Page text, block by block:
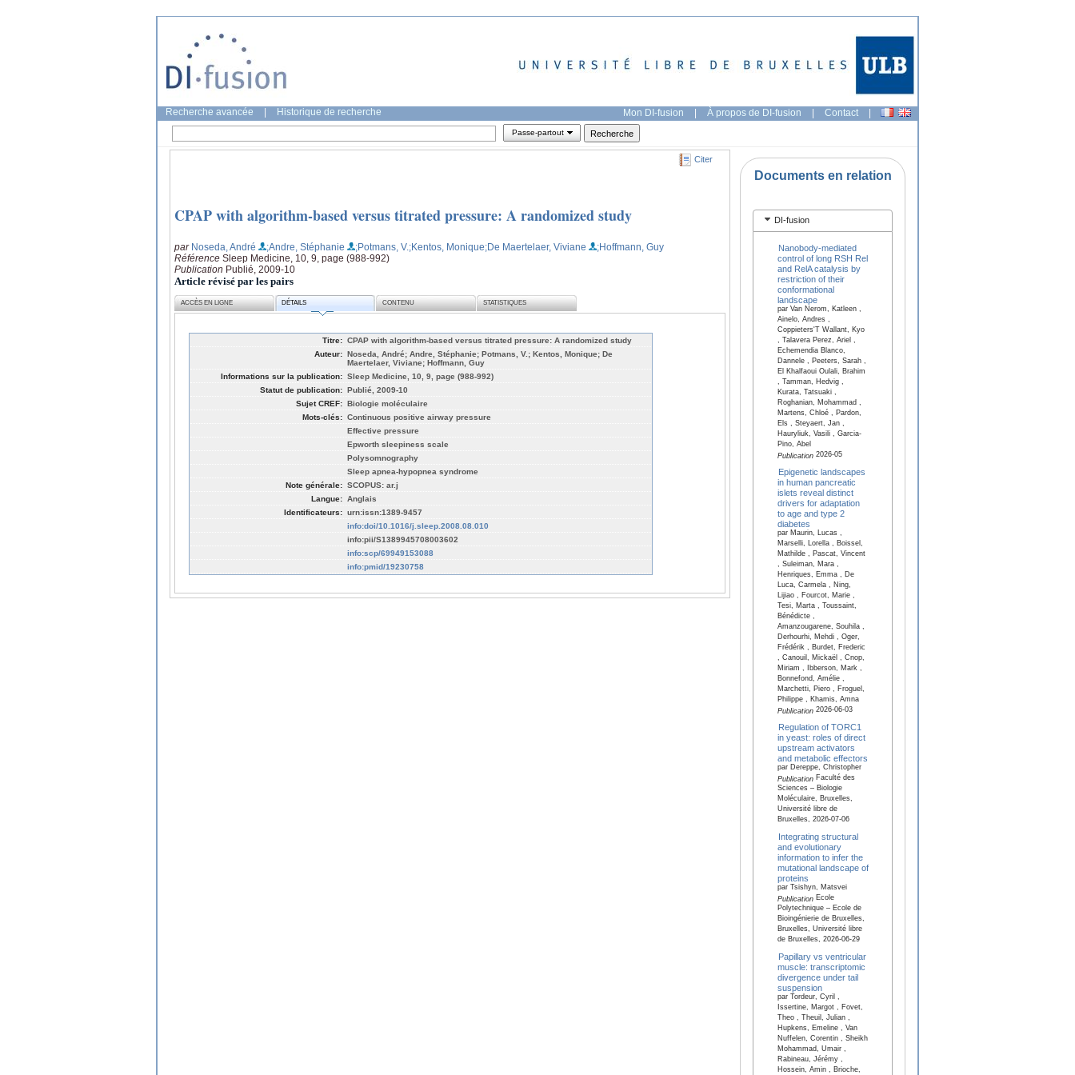
Recherche avancée Historique de recherche Mon DI-fusion | À propos de DI-fusion | Contact |
Passe-partout
Citer
CPAP with algorithm-based versus titrated pressure: A randomized study
par Noseda, André ;Andre, Stéphanie ;Potmans, V. ;Kentos, Monique;De Maertelaer, Viviane
;Hoffmann, Guy
Référence Sleep Medicine, 10, 9, page (988-992)
Publication Publié, 2009-10
Article révisé par les pairs
ACCÈS EN LIGNE DÉTAILS CONTENU STATISTIQUES
Titre: CPAP with algorithm-based versus titrated pressure: A randomized study
Auteur: Noseda, André; Andre, Stéphanie; Potmans, V.; Kentos, Monique; De
Maertelaer, Viviane; Hoffmann, Guy
Informations sur la publication: Sleep Medicine, 10, 9, page (988-992)
Statut de publication: Publié, 2009-10
Sujet CREF: Biologie moléculaire
Mots-clés: Continuous positive airway pressure
Effective pressure
Epworth sleepiness scale
Polysomnography
Sleep apnea-hypopnea syndrome
Note générale: SCOPUS: ar.j
Langue: Anglais
Identificateurs: urn:issn:1389-9457
info:doi/10.1016/j.sleep.2008.08.010
info:pii/S1389945708003602
info:scp/69949153088
info:pmid/19230758
Documents en relation
DI-fusion
Nanobody-mediated
control of long RSH Rel
and RelA catalysis by
restriction of their
conformational
landscape
par Van Nerom, Katleen ,
Ainelo, Andres ,
Coppieters'T Wallant, Kyo
, Talavera Perez, Ariel ,
Echemendia Blanco,
Dannele , Peeters, Sarah ,
El Khalfaoui Oulali, Brahim
, Tamman, Hedvig ,
Kurata, Tatsuaki ,
Roghanian, Mohammad ,
Martens, Chloé , Pardon,
Els , Steyaert, Jan ,
Hauryliuk, Vasili , Garcia-
Pino, Abel
Publication2026-05
Epigenetic landscapes
in human pancreatic
islets reveal distinct
drivers for adaptation
to age and type 2
diabetes
par Maurin, Lucas ,
Marselli, Lorella , Boissel,
Mathilde , Pascat, Vincent
, Suleiman, Mara ,
Henriques, Emma , De
Luca, Carmela , Ning,
Lijiao , Fourcot, Marie ,
Tesi, Marta , Toussaint,
Bénédicte ,
Amanzougarene, Souhila ,
Derhourhi, Mehdi , Oger,
Frédérik , Burdet, Frederic
, Canouil, Mickaël , Cnop,
Miriam , Ibberson, Mark ,
Bonnefond, Amélie ,
Marchetti, Piero , Froguel,
Philippe , Khamis, Amna
Publication2026-06-03
Regulation of TORC1
in yeast: roles of direct
upstream activators
and metabolic effectors
par Dereppe, Christopher
PublicationFaculté des
Sciences – Biologie
Moléculaire, Bruxelles,
Université libre de
Bruxelles, 2026-07-06
Integrating structural
and evolutionary
information to infer the
mutational landscape of
proteins
par Tsishyn, Matsvei
PublicationEcole
Polytechnique – Ecole de
Bioingénierie de Bruxelles,
Bruxelles, Université libre
de Bruxelles, 2026-06-29
Papillary vs ventricular
muscle: transcriptomic
divergence under tail
suspension
par Tordeur, Cyril ,
Issertine, Margot , Fovet,
Theo , Theuil, Julian ,
Hupkens, Emeline , Van
Nuffelen, Corentin , Sheikh
Mohammad, Umair ,
Rabineau, Jérémy ,
Hossein, Amin , Brioche,